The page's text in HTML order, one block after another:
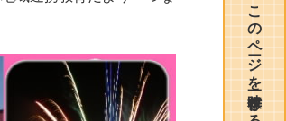
このページを一時保存する